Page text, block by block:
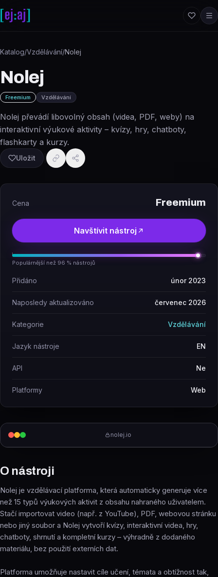
Katalog/Vzdělávání/Nolej
Nolej
Freemium Vzdělávání
Nolej převádí libovolný obsah (videa, PDF, weby) na
interaktivní výukové aktivity – kvízy, hry, chatboty,
flashkarty a kurzy.
Uložit
nolej.io
O nástroji
Nolej je vzdělávací platforma, která automaticky generuje více
než 15 typů výukových aktivit z obsahu nahraného uživatelem.
Stačí importovat video (např. z YouTube), PDF, webovou stránku
nebo jiný soubor a Nolej vytvoří kvízy, interaktivní videa, hry,
chatboty, shrnutí a kompletní kurzy – výhradně z dodaného
materiálu, bez použití externích dat.
Platforma umožňuje nastavit cíle učení, témata a obtížnost tak,
Cena Freemium
Navštívit nástroj
Populárnější než 96 % nástrojů
Přidáno únor 2023
Naposledy aktualizováno červenec 2026
Kategorie Vzdělávání
Jazyk nástroje EN
API Ne
Platformy Web